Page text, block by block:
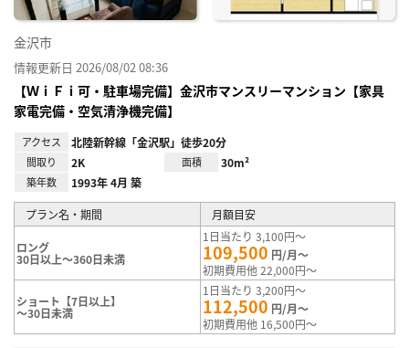
金沢市
情報更新日 2026/08/02 08:36
【ＷｉＦｉ可・駐車場完備】金沢市マンスリーマンション【家具
家電完備・空気清浄機完備】
アクセス 北陸新幹線「金沢駅」徒歩20分
間取り 2K 面積 30m²
築年数 1993年 4月 築
プラン名・期間 月額目安
ロング
30日以上～360日未満
1日当たり 3,100円～
109,500 円/月～
初期費用他 22,000円～
ショート【7日以上】
～30日未満
1日当たり 3,200円～
112,500 円/月～
初期費用他 16,500円～